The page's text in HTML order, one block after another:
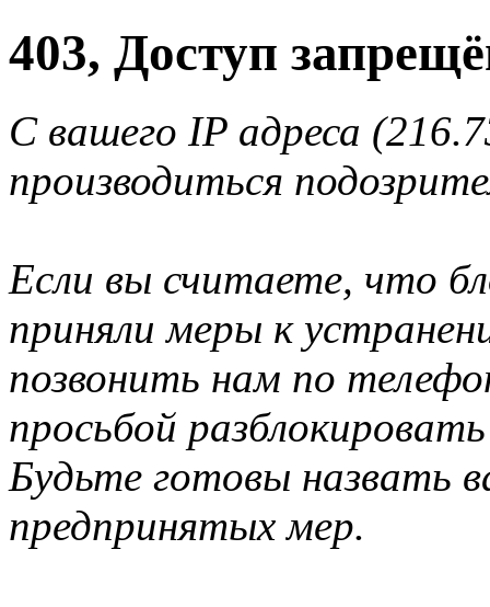
403, Доступ
С вашего IP адреса
производиться
Если вы считаете, что
приняли меры к
позвонить нам по
просьбой
Будьте готовы назвать
предпринятых мер.